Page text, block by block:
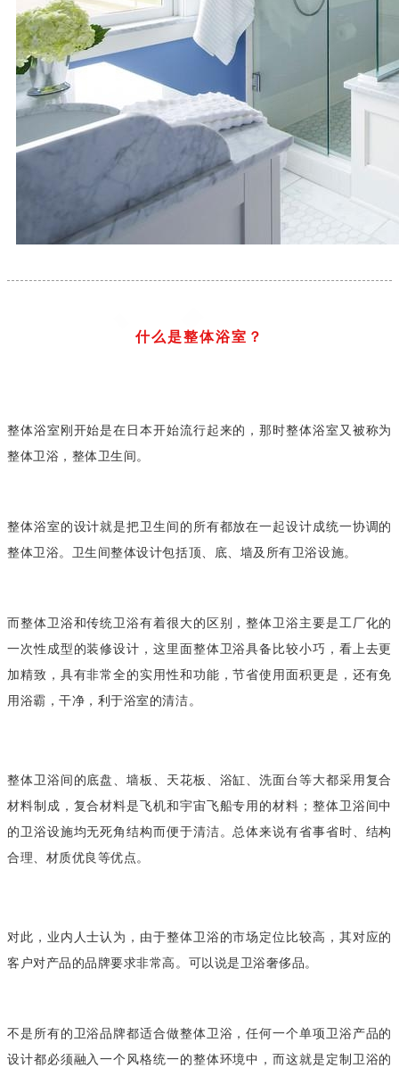
什么是整体浴室？
整体浴室刚开始是在日本开始流行起来的，那时整体浴室又被称为
整体卫浴，整体卫生间。
整体浴室的设计就是把卫生间的所有都放在一起设计成统一协调的
整体卫浴。卫生间整体设计包括顶、底、墙及所有卫浴设施。
而整体卫浴和传统卫浴有着很大的区别，整体卫浴主要是工厂化的
一次性成型的装修设计，这里面整体卫浴具备比较小巧，看上去更
加精致，具有非常全的实用性和功能，节省使用面积更是，还有免
用浴霸，干净，利于浴室的清洁。
整体卫浴间的底盘、墙板、天花板、浴缸、洗面台等大都采用复合
材料制成，复合材料是飞机和宇宙飞船专用的材料；整体卫浴间中
的卫浴设施均无死角结构而便于清洁。总体来说有省事省时、结构
合理、材质优良等优点。
对此，业内人士认为，由于整体卫浴的市场定位比较高，其对应的
客户对产品的品牌要求非常高。可以说是卫浴奢侈品。
不是所有的卫浴品牌都适合做整体卫浴，任何一个单项卫浴产品的
设计都必须融入一个风格统一的整体环境中，而这就是定制卫浴的